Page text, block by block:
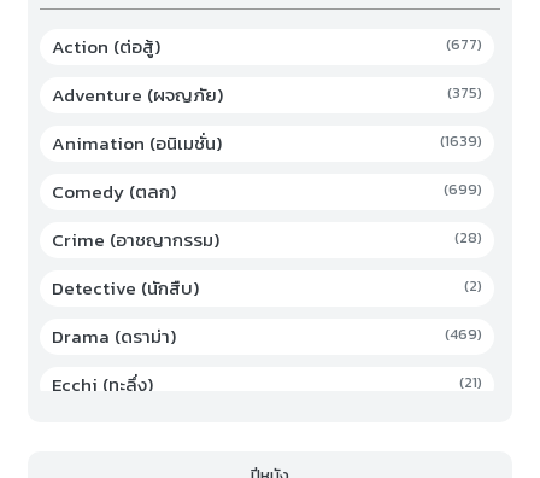
Action (ต่อสู้) (677)
Adventure (ผจญภัย) (375)
Animation (อนิเมชั่น) (1639)
Comedy (ตลก) (699)
Crime (อาชญากรรม) (28)
Detective (นักสืบ) (2)
Drama (ดราม่า) (469)
Ecchi (ทะลึ่ง) (21)